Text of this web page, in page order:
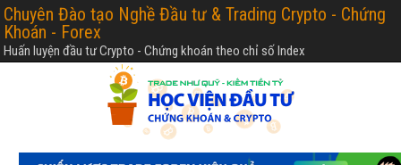
Chuyên Đào tạo Nghề Đầu tư & Trading Crypto - Chứng
Khoán - Forex
Huấn luyện đầu tư Crypto - Chứng khoán theo chỉ số Index